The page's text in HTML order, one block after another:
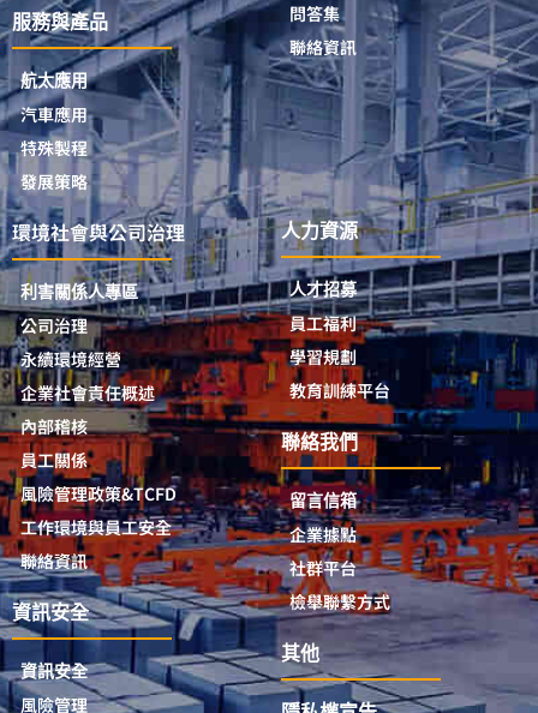
服務與產品
航太應用
汽車應用
特殊製程
發展策略
問答集
聯絡資訊
環境社會與公司治理
利害關係人專區
公司治理
永續環境經營
企業社會責任概述
內部稽核
員工關係
風險管理政策&TCFD
工作環境與員工安全
聯絡資訊
資訊安全
資訊安全
風險管理
人力資源
人才招募
員工福利
學習規劃
教育訓練平台
聯絡我們
留言信箱
企業據點
社群平台
檢舉聯繫方式
其他